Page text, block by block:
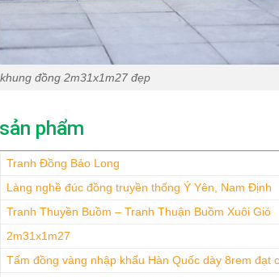
đồng 2m31x1m27 đẹp
phẩm
Tranh Đồng Bảo Long
Làng nghề đúc đồng truyền thống Ý Yên, Nam Định
Tranh Thuyền Buồm – Tranh Thuận Buồm Xuôi Gió
2m31x1m27
Tấm đồng vàng nhập khẩu Hàn Quốc dày 8rem đạt